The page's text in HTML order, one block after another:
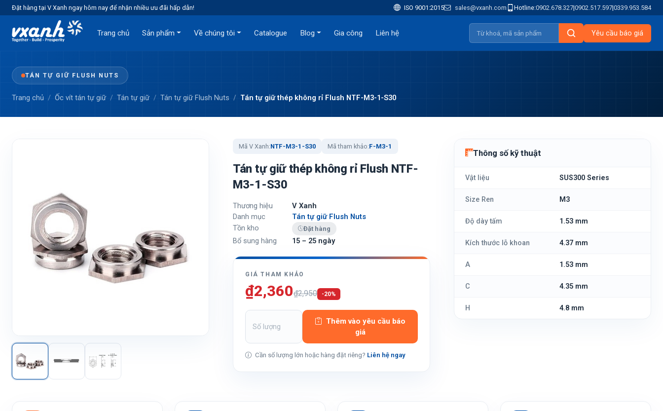
Đặt hàng tại V Xanh ngay hôm nay để nhận nhiều ưu đãi hấp dẫn! ISO 9001:2015 sales@vxanh.com Hotline:0902.678.327|0902.517.597|0339.953.584
Trang chủ Sản phẩm Về chúng tôi Catalogue Blog Gia công Liên hệ Yêu cầu báo giá
TÁN TỰ GIỮ FLUSH NUTS
Trang chủ Ốc vít tán tự giữ Tán tự giữ Tán tự giữ Flush Nuts Tán tự giữ thép không rỉ Flush NTF-M3-1-S30
Mã V Xanh:NTF-M3-1-S30 Mã tham khảo:F-M3-1
Tán tự giữ thép không rỉ Flush NTF-
M3-1-S30
Thương hiệu
V Xanh
Danh mục
Tán tự giữ Flush Nuts
Tồn kho
Đặt hàng
Bổ sung hàng 15 – 25 ngày
GIÁ THAM KHẢO
₫2,360₫2,950 -20%
Thêm vào yêu cầu báo
giá
Cần số lượng lớn hoặc hàng đặt riêng? Liên hệ ngay
Thông số kỹ thuật
Vật liệu SUS300 Series
Size Ren M3
Độ dày tấm 1.53 mm
Kích thước lỗ khoan 4.37 mm
A 1.53 mm
C 4.35 mm
H 4.8 mm